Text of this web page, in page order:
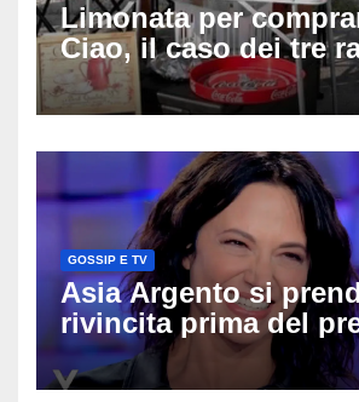
Limonata per
Ciao, il caso dei tre
divide l’Italia:
in Regione,
GOSSIP E TV
Asia Argento si
rivincita prima del
carriera: «Mi
raccomandata e